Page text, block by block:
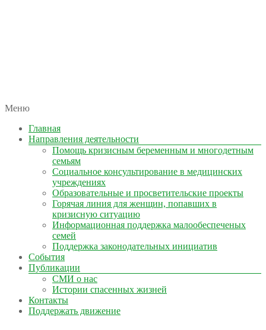
КОЛЫМА — ЗА ЖИЗНЬ
автономная некоммерческая организация
Меню
Главная
Направления деятельности
Помощь кризисным беременным и многодетным
семьям
Социальное консультирование в медицинских
учреждениях
Образовательные и просветительские проекты
Горячая линия для женщин, попавших в
кризисную ситуацию
Информационная поддержка малообеспеченых
семей
Поддержка законодательных инициатив
События
Публикации
СМИ о нас
Истории спасенных жизней
Контакты
Поддержать движение